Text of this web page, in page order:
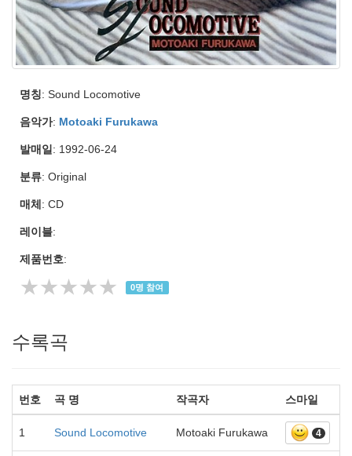
명칭: Sound Locomotive
음악가: Motoaki Furukawa
발매일 : 1992-06-24
분류: Original
매체 : CD
레이블:
제품번호:
★★★★★ 0명 참여
수록곡
번호 곡 명 작곡자 스마일
1 Sound Locomotive Motoaki Furukawa 4